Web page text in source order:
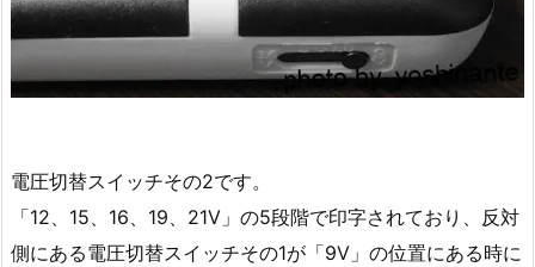
電圧切替スイッチその2です。
「12、15、16、19、21V」の5段階で印字されており、反対
側にある電圧切替スイッチその1が「9V」の位置にある時に